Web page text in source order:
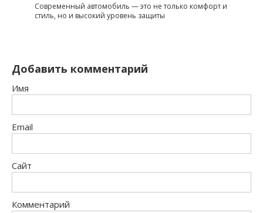
Современный автомобиль — это не только комфорт и
стиль, но и высокий уровень защиты
Добавить комментарий
Имя
Email
Сайт
Комментарий